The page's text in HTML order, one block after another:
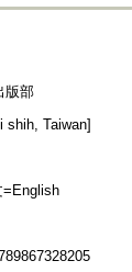
版部
shih, Taiwan]